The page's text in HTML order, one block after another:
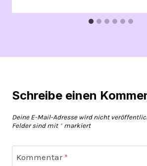
Schreibe einen
Deine E-Mail-Adresse wird nicht
Felder sind mit *markiert
Kommentar*